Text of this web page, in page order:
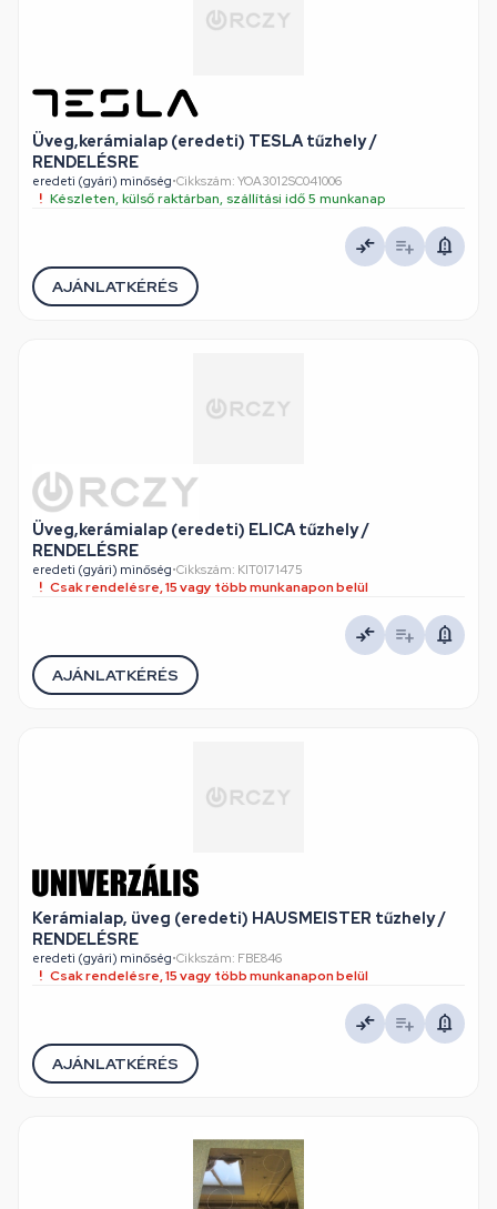
Üveg,kerámialap (eredeti) TESLA tűzhely /
RENDELÉSRE
eredeti (gyári) minőség•Cikkszám: YOA3012SC041006
Készleten, külső raktárban, szállítási idő 5 munkanap
AJÁNLATKÉRÉS
Üveg,kerámialap (eredeti) ELICA tűzhely /
RENDELÉSRE
eredeti (gyári) minőség•Cikkszám: KIT0171475
Csak rendelésre, 15 vagy több munkanapon belül
AJÁNLATKÉRÉS
Kerámialap, üveg (eredeti) HAUSMEISTER tűzhely /
RENDELÉSRE
eredeti (gyári) minőség•Cikkszám: FBE846
Csak rendelésre, 15 vagy több munkanapon belül
AJÁNLATKÉRÉS